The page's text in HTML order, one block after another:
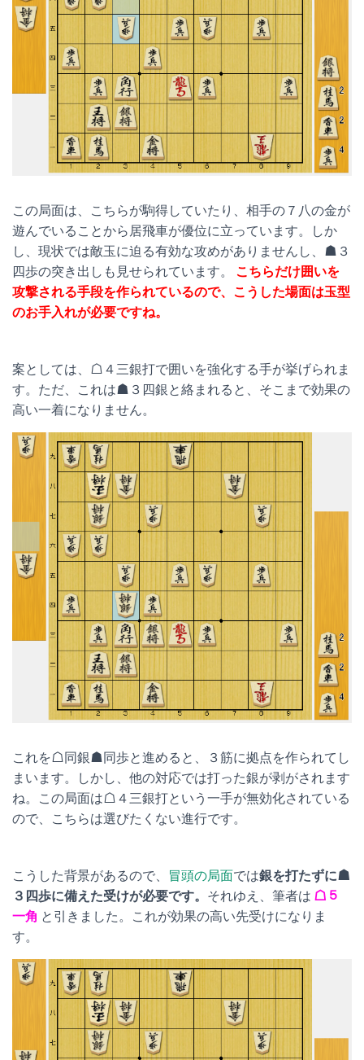
この局面は、こちらが駒得していたり、相手の７八の金が
遊んでいることから居飛車が優位に立っています。しか
し、現状では敵玉に迫る有効な攻めがありませんし、☗３
四歩の突き出しも見せられています。
こちらだけ囲いを
攻撃される手段を作られているので、こうした場面は玉型
のお手入れが必要ですね。
案としては、☖４三銀打で囲いを強化する手が挙げられま
す。ただ、これは☗３四銀と絡まれると、そこまで効果の
高い一着になりません。
これを☖同銀☗同歩と進めると、３筋に拠点を作られてし
まいます。しかし、他の対応では打った銀が剥がされます
ね。この局面は☖４三銀打という一手が無効化されている
ので、こちらは選びたくない進行です。
こうした背景があるので、 冒頭の局面では銀を打たずに☗
３四歩に備えた受けが必要です。 それゆえ、筆者は ☖５
一角 と引きました。これが効果の高い先受けになりま
す。